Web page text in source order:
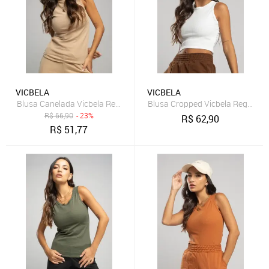
VICBELA
Blusa Canelada Vicbela Regata Gola Alta Bege
R$66,90 - 23%
R$ 51,77
VICBELA
Blusa Cropped Vicbela Regata
R$ 62,90